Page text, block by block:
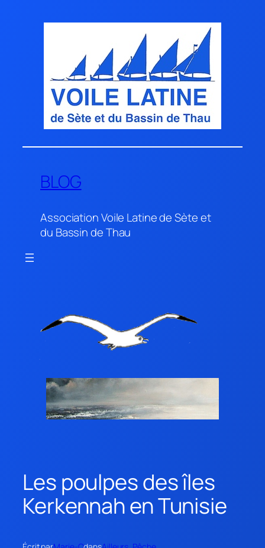
BLOG
Association Voile Latine de Sète et
du Bassin de Thau
Les poulpes des îles
Kerkennah en Tunisie